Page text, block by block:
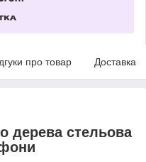
про товар Доставка
дерева стельова